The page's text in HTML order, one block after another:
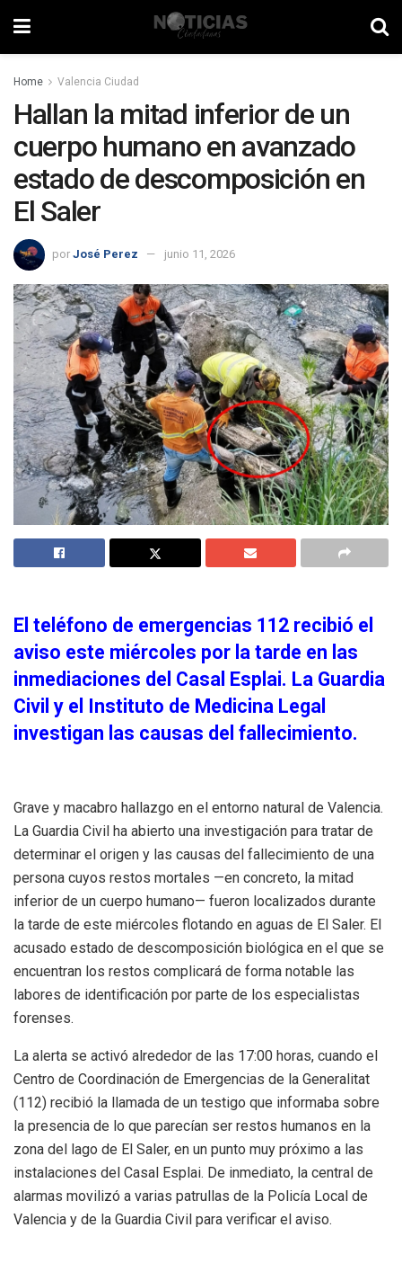
Home Valencia Ciudad
Hallan la mitad inferior de un
cuerpo humano en avanzado
estado de descomposición en
El Saler
por José Perez junio 11, 2026
El teléfono de emergencias 112 recibió el
aviso este miércoles por la tarde en las
inmediaciones del Casal Esplai. La Guardia
Civil y el Instituto de Medicina Legal
investigan las causas del fallecimiento.
Grave y macabro hallazgo en el entorno natural de Valencia.
La Guardia Civil ha abierto una investigación para tratar de
determinar el origen y las causas del fallecimiento de una
persona cuyos restos mortales —en concreto, la mitad
inferior de un cuerpo humano— fueron localizados durante
la tarde de este miércoles flotando en aguas de El Saler. El
acusado estado de descomposición biológica en el que se
encuentran los restos complicará de forma notable las
labores de identificación por parte de los especialistas
forenses.
La alerta se activó alrededor de las 17:00 horas, cuando el
Centro de Coordinación de Emergencias de la Generalitat
(112) recibió la llamada de un testigo que informaba sobre
la presencia de lo que parecían ser restos humanos en la
zona del lago de El Saler, en un punto muy próximo a las
instalaciones del Casal Esplai. De inmediato, la central de
alarmas movilizó a varias patrullas de la Policía Local de
Valencia y de la Guardia Civil para verificar el aviso.